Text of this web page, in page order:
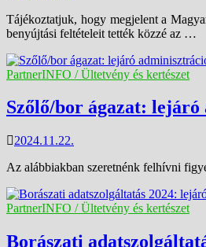
Tájékoztatjuk, hogy megjelent a
benyújtási feltételeit tették közzé az …
PartnerINFO / Ültetvény és kertészet
Szőlő/bor ágazat:
2024.11.22.
Az alábbiakban szeretnénk felhívni
PartnerINFO / Ültetvény és kertészet
Borászati